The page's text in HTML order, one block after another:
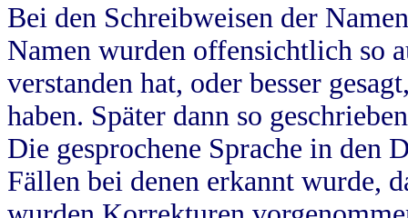
Bei den Schreibweisen der
Namen wurden offensichtlich so
verstanden hat, oder besser
haben. Später dann so
Die gesprochene Sprache in
Fällen bei denen erkannt wurde,